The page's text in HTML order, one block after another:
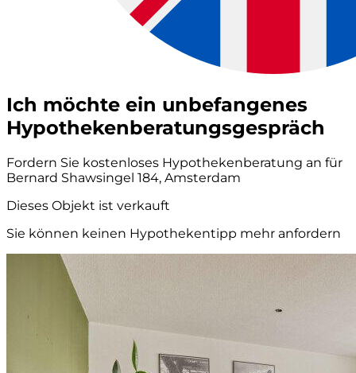
Ich möchte ein unbefangenes
Hypothekenberatungsgespräch
Fordern Sie kostenloses Hypothekenberatung an für
Bernard Shawsingel 184, Amsterdam
Dieses Objekt ist verkauft
Sie können keinen Hypothekentipp mehr anfordern